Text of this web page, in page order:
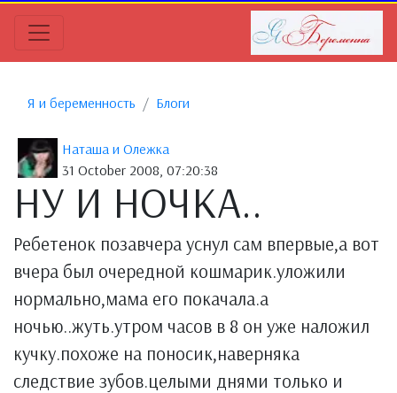
Я и беременность Блоги
Наташа и Олежка
31 October 2008, 07:20:38
НУ И НОЧКА..
Ребетенок позавчера уснул сам впервые,а вот
вчера был очередной кошмарик.уложили
нормально,мама его покачала.а
ночью..жуть.утром часов в 8 он уже наложил
кучку.похоже на поносик,наверняка
следствие зубов.целыми днями только и